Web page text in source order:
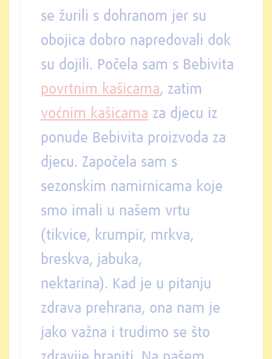
se žurili s dohranom jer su
obojica dobro napredovali dok
su dojili. Počela sam s Bebivita
povrtnim kašicama, zatim
voćnim kašicama za djecu iz
ponude Bebivita proizvoda za
djecu. Započela sam s
sezonskim namirnicama koje
smo imali u našem vrtu
(tikvice, krumpir, mrkva,
breskva, jabuka,
nektarina). Kad je u pitanju
zdrava prehrana, ona nam je
jako važna i trudimo se što